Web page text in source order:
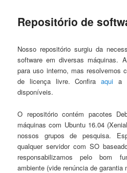
Repositório de
Nosso repositório surgiu da
software em diversas máquinas.
para uso interno, mas resolvemos
de licença livre. Confiraaqui a
disponíveis.
O repositório contém pacotes
máquinas com Ubuntu 16.04
nossos grupos de pesquisa.
qualquer servidor com SO
responsabilizamos pelo bom
ambiente (vide renúncia de garantia